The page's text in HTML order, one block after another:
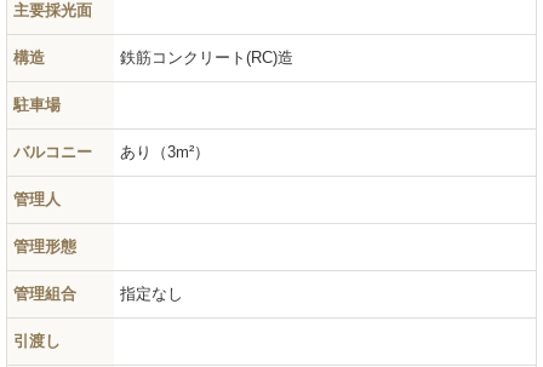
主要採光面
構造 鉄筋コンクリート(RC)造
駐車場
バルコニー あり（3m²）
管理人
管理形態
管理組合 指定なし
引渡し